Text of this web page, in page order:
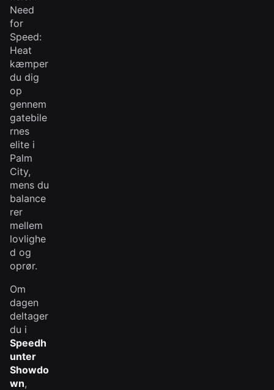
Need
for
Speed:
Heat
kæmper
du dig
op
gennem
gatebile
rnes
elite i
Palm
City,
mens du
balance
rer
mellem
lovlighe
d og
oprør.
Om
dagen
deltager
du i
Speedh
unter
Showdo
wn,